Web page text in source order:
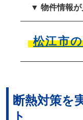
▼ 物件情報
松江市
断熱対策を
ト